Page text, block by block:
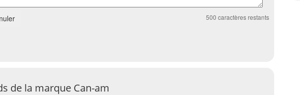
500 caractères restants
de la marque Can-am